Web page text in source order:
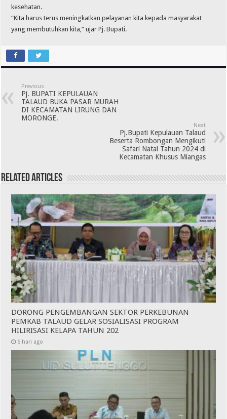
kesehatan.
“Kita harus terus meningkatkan pelayanan kita kepada masyarakat
yang membutuhkan kita,” ujar Pj. Bupati.
Previous
Pj. BUPATI KEPULAUAN
TALAUD BUKA PASAR MURAH
DI KECAMATAN LIRUNG DAN
MORONGE.
Next
Pj.Bupati Kepulauan Talaud
Beserta Rombongan Mengikuti
Safari Natal Tahun 2024 di
Kecamatan Khusus Miangas
Related Articles
DORONG PENGEMBANGAN SEKTOR PERKEBUNAN
PEMKAB TALAUD GELAR SOSIALISASI PROGRAM
HILIRISASI KELAPA TAHUN 202
6 hari ago